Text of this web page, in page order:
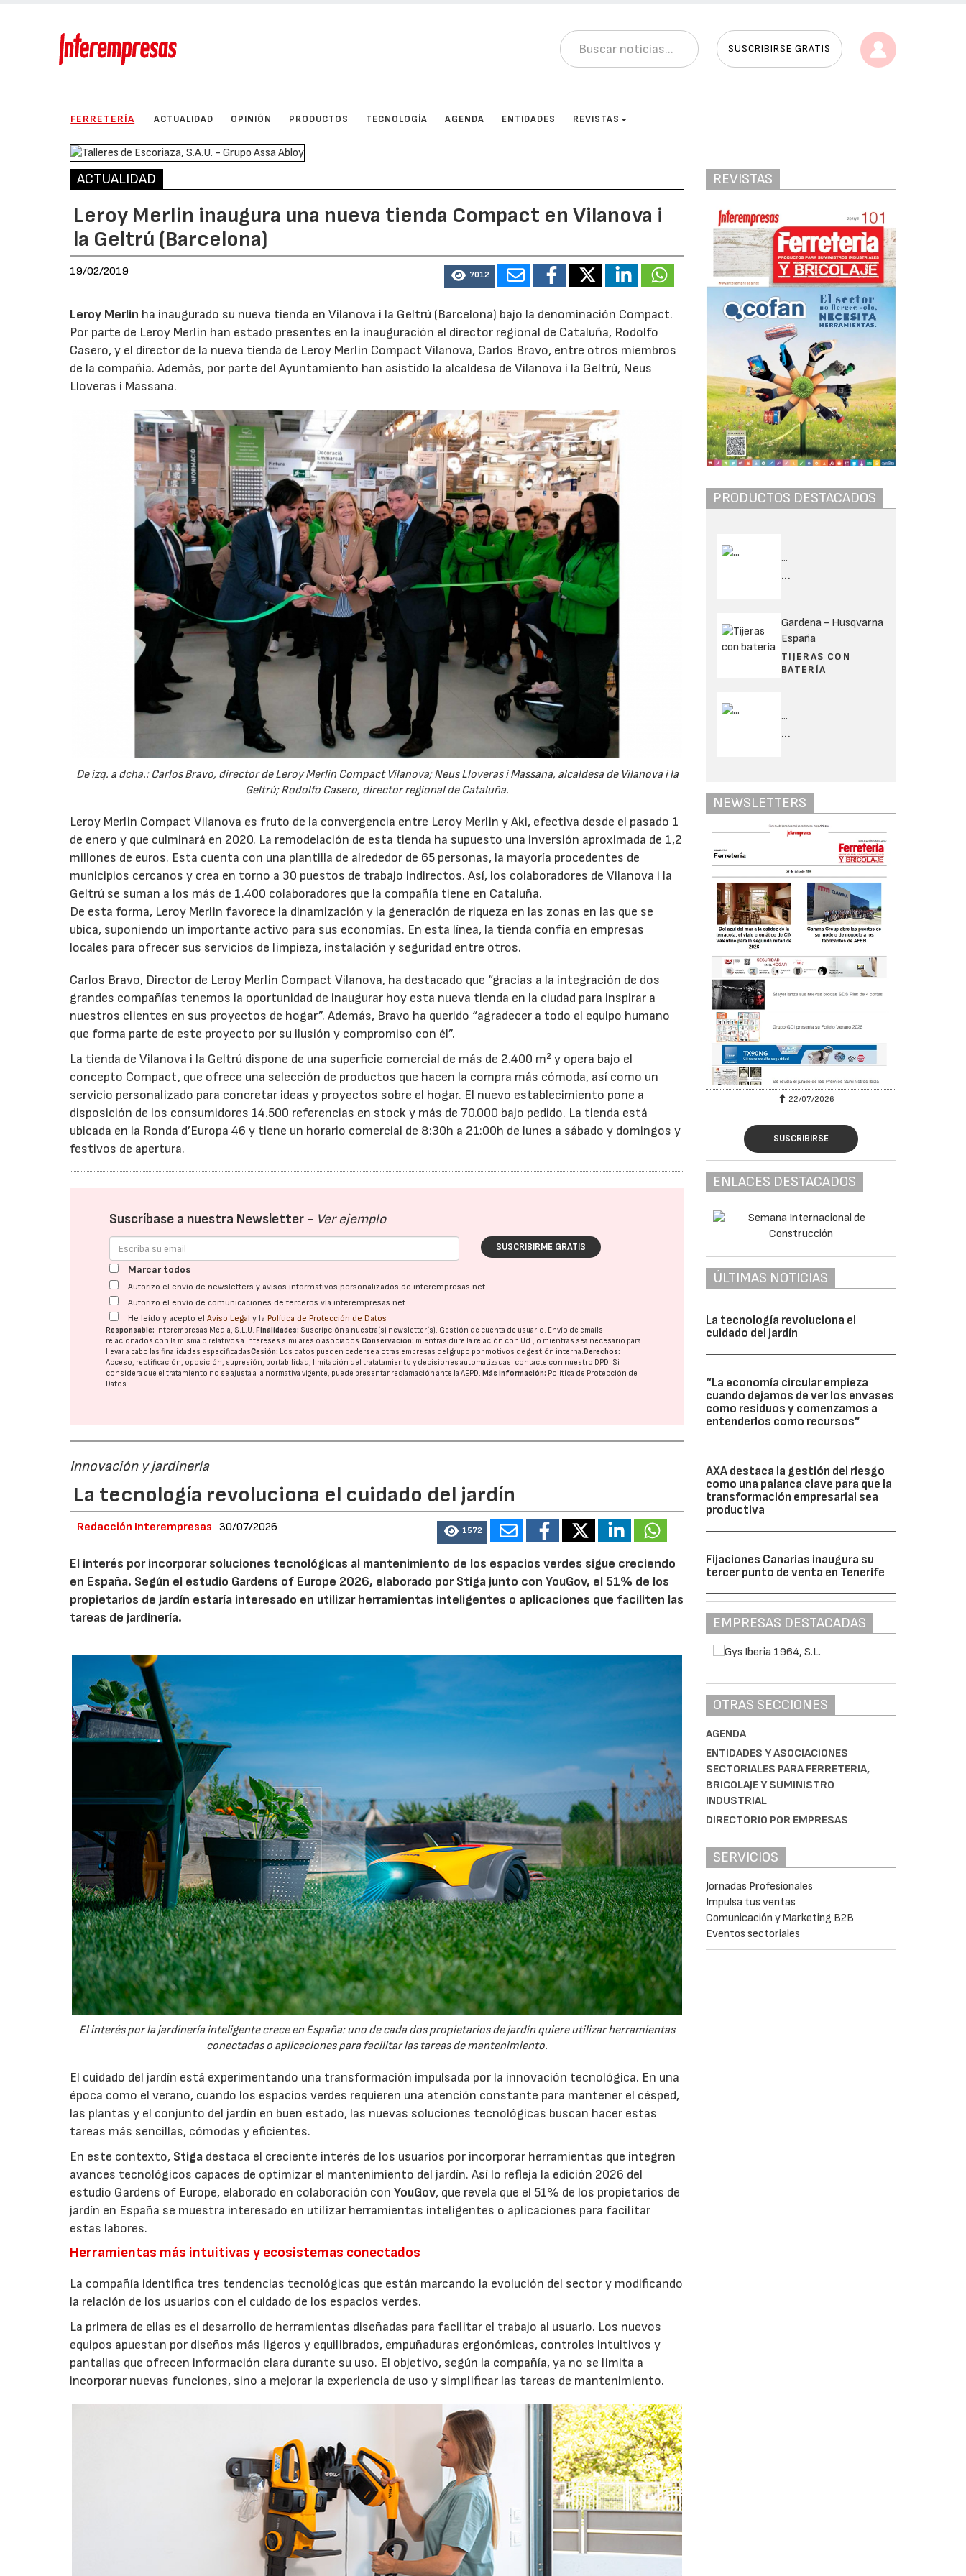
SUSCRIBIRSE GRATIS
FERRETERÍA ACTUALIDAD OPINIÓN PRODUCTOS TECNOLOGÍA AGENDA ENTIDADES REVISTAS
ACTUALIDAD
Leroy Merlin inaugura una nueva tienda Compact en Vilanova i
la Geltrú (Barcelona)
19/02/2019 7012
Leroy Merlin ha inaugurado su nueva tienda en Vilanova i la Geltrú (Barcelona) bajo la denominación Compact.
Por parte de Leroy Merlin han estado presentes en la inauguración el director regional de Cataluña, Rodolfo
Casero, y el director de la nueva tienda de Leroy Merlin Compact Vilanova, Carlos Bravo, entre otros miembros
de la compañía. Además, por parte del Ayuntamiento han asistido la alcaldesa de Vilanova i la Geltrú, Neus
Lloveras i Massana.
De izq. a dcha.: Carlos Bravo, director de Leroy Merlin Compact Vilanova; Neus Lloveras i Massana, alcaldesa de Vilanova i la
Geltrú; Rodolfo Casero, director regional de Cataluña.
Leroy Merlin Compact Vilanova es fruto de la convergencia entre Leroy Merlin y Aki, efectiva desde el pasado 1
de enero y que culminará en 2020. La remodelación de esta tienda ha supuesto una inversión aproximada de 1,2
millones de euros. Esta cuenta con una plantilla de alrededor de 65 personas, la mayoría procedentes de
municipios cercanos y crea en torno a 30 puestos de trabajo indirectos. Así, los colaboradores de Vilanova i la
Geltrú se suman a los más de 1.400 colaboradores que la compañía tiene en Cataluña.
De esta forma, Leroy Merlin favorece la dinamización y la generación de riqueza en las zonas en las que se
ubica, suponiendo un importante activo para sus economías. En esta línea, la tienda confía en empresas
locales para ofrecer sus servicios de limpieza, instalación y seguridad entre otros.
Carlos Bravo, Director de Leroy Merlin Compact Vilanova, ha destacado que “gracias a la integración de dos
grandes compañías tenemos la oportunidad de inaugurar hoy esta nueva tienda en la ciudad para inspirar a
nuestros clientes en sus proyectos de hogar”. Además, Bravo ha querido “agradecer a todo el equipo humano
que forma parte de este proyecto por su ilusión y compromiso con él”.
La tienda de Vilanova i la Geltrú dispone de una superficie comercial de más de 2.400 m² y opera bajo el
concepto Compact, que ofrece una selección de productos que hacen la compra más cómoda, así como un
servicio personalizado para concretar ideas y proyectos sobre el hogar. El nuevo establecimiento pone a
disposición de los consumidores 14.500 referencias en stock y más de 70.000 bajo pedido. La tienda está
ubicada en la Ronda d’Europa 46 y tiene un horario comercial de 8:30h a 21:00h de lunes a sábado y domingos y
festivos de apertura.
Suscríbase a nuestra Newsletter - Ver ejemplo
SUSCRIBIRME GRATIS
Marcar todos
Autorizo el envío de newsletters y avisos informativos personalizados de interempresas.net
Autorizo el envío de comunicaciones de terceros vía interempresas.net
He leído y acepto elAviso Legal y la Política de Protección de Datos
Responsable: Interempresas Media, S.L.U. Finalidades: Suscripción a nuestra(s) newsletter(s). Gestión de cuenta de usuario. Envío de emails
relacionados con la misma o relativos a intereses similares o asociados.Conservación: mientras dure la relación con Ud., o mientras sea necesario para
llevar a cabo las finalidades especificadasCesión: Los datos pueden cederse a otras empresas del grupo por motivos de gestión interna. Derechos:
Acceso, rectificación, oposición, supresión, portabilidad, limitación del tratatamiento y decisiones automatizadas: contacte con nuestro DPD. Si
considera que el tratamiento no se ajusta a la normativa vigente, puede presentar reclamación ante laAEPD. Más información: Política de Protección de
Datos
Innovación y jardinería
La tecnología revoluciona el cuidado del jardín
Redacción Interempresas 30/07/2026 1572
El interés por incorporar soluciones tecnológicas al mantenimiento de los espacios verdes sigue creciendo
en España. Según el estudio Gardens of Europe 2026, elaborado por Stiga junto con YouGov, el 51% de los
propietarios de jardín estaría interesado en utilizar herramientas inteligentes o aplicaciones que faciliten las
tareas de jardinería.
El interés por la jardinería inteligente crece en España: uno de cada dos propietarios de jardín quiere utilizar herramientas
conectadas o aplicaciones para facilitar las tareas de mantenimiento.
El cuidado del jardín está experimentando una transformación impulsada por la innovación tecnológica. En una
época como el verano, cuando los espacios verdes requieren una atención constante para mantener el césped,
las plantas y el conjunto del jardín en buen estado, las nuevas soluciones tecnológicas buscan hacer estas
tareas más sencillas, cómodas y eficientes.
En este contexto, Stiga destaca el creciente interés de los usuarios por incorporar herramientas que integren
avances tecnológicos capaces de optimizar el mantenimiento del jardín. Así lo refleja la edición 2026 del
estudio Gardens of Europe, elaborado en colaboración conYouGov, que revela que el 51% de los propietarios de
jardín en España se muestra interesado en utilizar herramientas inteligentes o aplicaciones para facilitar
estas labores.
Herramientas más intuitivas y ecosistemas conectados
La compañía identifica tres tendencias tecnológicas que están marcando la evolución del sector y modificando
la relación de los usuarios con el cuidado de los espacios verdes.
La primera de ellas es el desarrollo de herramientas diseñadas para facilitar el trabajo al usuario. Los nuevos
equipos apuestan por diseños más ligeros y equilibrados, empuñaduras ergonómicas, controles intuitivos y
pantallas que ofrecen información clara durante su uso. El objetivo, según la compañía, ya no se limita a
incorporar nuevas funciones, sino a mejorar la experiencia de uso y simplificar las tareas de mantenimiento.
REVISTAS
PRODUCTOS DESTACADOS
...
...
Gardena - Husqvarna
España
TIJERAS CON
BATERÍA
...
...
NEWSLETTERS
22/07/2026 29/07/2026 22/07/2026
SUSCRIBIRSE
ENLACES DESTACADOS
ÚLTIMAS NOTICIAS
La tecnología revoluciona el
cuidado del jardín
“La economía circular empieza
cuando dejamos de ver los envases
como residuos y comenzamos a
entenderlos como recursos”
AXA destaca la gestión del riesgo
como una palanca clave para que la
transformación empresarial sea
productiva
Fijaciones Canarias inaugura su
tercer punto de venta en Tenerife
EMPRESAS DESTACADAS
OTRAS SECCIONES
AGENDA
ENTIDADES Y ASOCIACIONES
SECTORIALES PARA FERRETERIA,
BRICOLAJE Y SUMINISTRO
INDUSTRIAL
DIRECTORIO POR EMPRESAS
SERVICIOS
Jornadas Profesionales
Impulsa tus ventas
Comunicación y Marketing B2B
Eventos sectoriales